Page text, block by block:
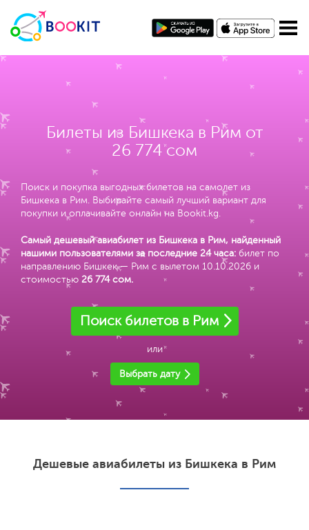
Билеты из Бишкека в Рим от
26 774 сом
Поиск и покупка выгодных билетов на самолет из
Бишкека в Рим. Выбирайте самый лучший вариант для
покупки и оплачивайте онлайн на Bookit.kg.
Самый дешевый авиабилет из Бишкека в Рим, найденный
нашими пользователями за последние 24 часа: билет по
направлению Бишкек — Рим с вылетом 10.10.2026 и
стоимостью 26 774 сом.
Поиск билетов в Рим
или
Выбрать дату
Дешевые авиабилеты из Бишкека в Рим